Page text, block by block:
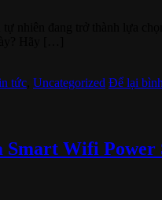
tức Uncategorized Để lại
Smart Wifi